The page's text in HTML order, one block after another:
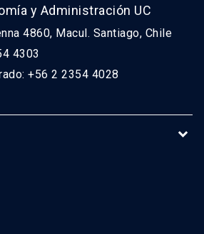
y Administración UC
4860, Macul. Santiago, Chile
4303
+56 2 2354 4028